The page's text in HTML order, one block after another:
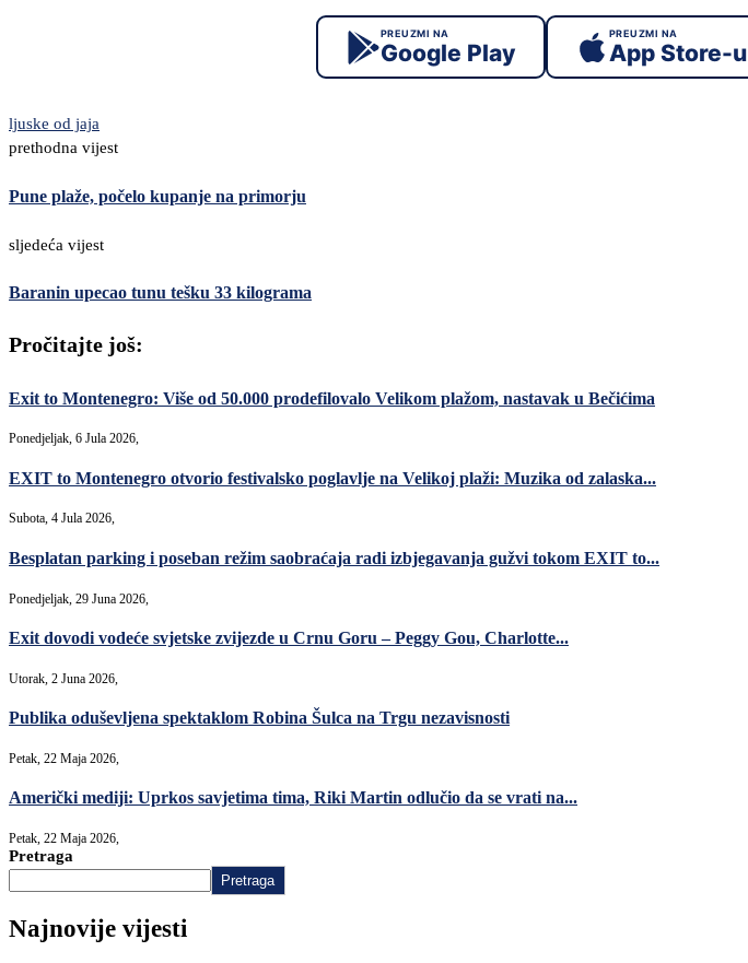
PREUZMI NA
Google Play
PREUZMI NA
App Store-u
ljuske od jaja
prethodna vijest
Pune plaže, počelo kupanje na primorju
sljedeća vijest
Baranin upecao tunu tešku 33 kilograma
Pročitajte još:
Exit to Montenegro: Više od 50.000 prodefilovalo Velikom plažom, nastavak u Bečićima
Ponedjeljak, 6 Jula 2026,
EXIT to Montenegro otvorio festivalsko poglavlje na Velikoj plaži: Muzika od zalaska...
Subota, 4 Jula 2026,
Besplatan parking i poseban režim saobraćaja radi izbjegavanja gužvi tokom EXIT to...
Ponedjeljak, 29 Juna 2026,
Exit dovodi vodeće svjetske zvijezde u Crnu Goru – Peggy Gou, Charlotte...
Utorak, 2 Juna 2026,
Publika oduševljena spektaklom Robina Šulca na Trgu nezavisnosti
Petak, 22 Maja 2026,
Američki mediji: Uprkos savjetima tima, Riki Martin odlučio da se vrati na...
Petak, 22 Maja 2026,
Pretraga
Pretraga
Najnovije vijesti